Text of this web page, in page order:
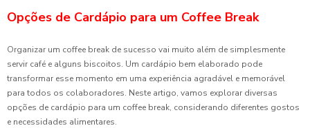
Opções de Cardápio para um Coffee Break
Organizar um coffee break de sucesso vai muito além de simplesmente
servir café e alguns biscoitos. Um cardápio bem elaborado pode
transformar esse momento em uma experiência agradável e memorável
para todos os colaboradores. Neste artigo, vamos explorar diversas
opções de cardápio para um coffee break, considerando diferentes gostos
e necessidades alimentares.